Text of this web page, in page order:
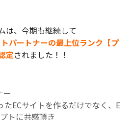
は、今期も継続して
パートナーの最上位ランク【プ
定されました！！
ー
たECサイトを作るだけでなく、E
トに共感頂き